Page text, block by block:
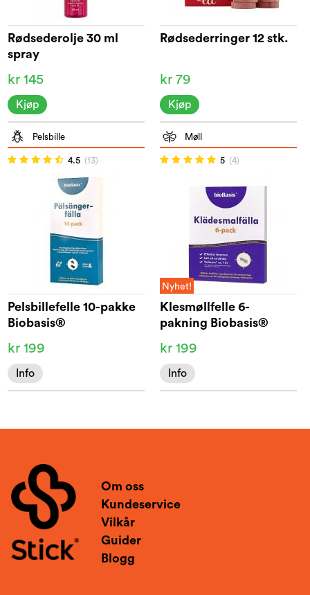
Rødsederolje 30 ml
spray
kr 145
Kjøp
Rødsederringer 12 stk.
kr 79
Kjøp
Pelsbille
4.5 (13)
Pelsbillefelle 10-pakke
Biobasis®
kr 199
Info
Møll
5 (4)
Nyhet!
Klesmøllfelle 6-
pakning Biobasis®
kr 199
Info
Om oss
Kundeservice
Vilkår
Guider
Blogg